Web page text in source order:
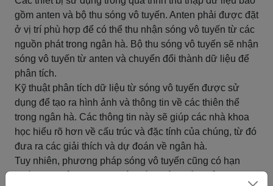
gồm anten và bộ thu sóng vô tuyến. Anten phải được đặt
ở vị trí phù hợp để có thể thu nhận sóng vô tuyến từ các
nguồn phát trong ngân hà. Bộ thu sóng vô tuyến sẽ nhận
sóng vô tuyến từ anten và chuyển đổi thành dữ liệu để
phân tích.
Kỹ thuật phân tích dữ liệu từ sóng vô tuyến được sử
dụng để tạo ra hình ảnh và thông tin về các thiên thể
trong ngân hà. Các thông tin này sẽ giúp các nhà khoa
học hiểu rõ hơn về cấu trúc và đặc tính của chúng, từ đó
đưa ra các giải thích và dự đoán về ngân hà.
Tuy nhiên, phương pháp sóng vô tuyến cũng có hạn